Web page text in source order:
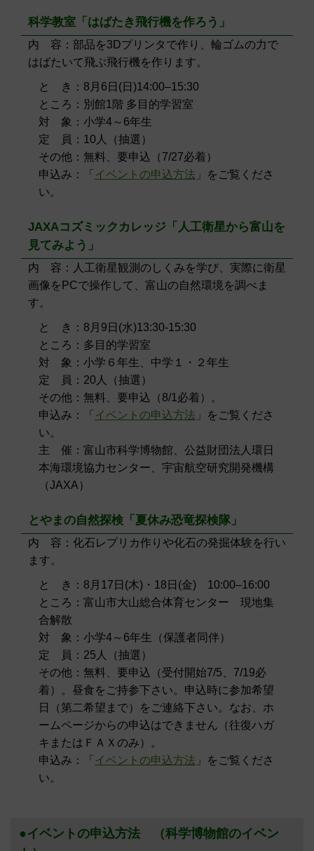
科学教室「はばたき飛行機を作ろう」
内 容：部品を3Dプリンタで作り、輪ゴムの力で
はばたいて飛ぶ飛行機を作ります。
と き：8月6日(日)14:00–15:30
ところ：別館1階 多目的学習室
対 象：小学4～6年生
定 員：10人（抽選）
その他：無料、要申込（7/27必着）
申込み：「 イベントの申込方法 」をご覧くださ
い。
JAXAコズミックカレッジ「人工衛星から富山を
見てみよう」
内 容：人工衛星観測のしくみを学び、実際に衛星
画像をPCで操作して、富山の自然環境を調べま
す。
と き：8月9日(水)13:30-15:30
ところ：多目的学習室
対 象：小学６年生、中学１・２年生
定 員：20人（抽選）
その他：無料、要申込（8/1必着）。
申込み：「 イベントの申込方法 」をご覧くださ
い。
主 催：富山市科学博物館、公益財団法人環日
本海環境協力センター、宇宙航空研究開発機構
（JAXA）
とやまの自然探検「夏休み恐竜探検隊」
内 容：化石レプリカ作りや化石の発掘体験を行い
ます。
と き：8月17日(木)・18日(金) 10:00–16:00
ところ：富山市大山総合体育センター 現地集
合解散
対 象：小学4～6年生（保護者同伴）
定 員：25人（抽選）
その他：無料、要申込（受付開始7/5、7/19必
着）。昼食をご持参下さい。申込時に参加希望
日（第二希望まで）をご連絡下さい。なお、ホ
ームページからの申込はできません（往復ハガ
キまたはＦＡＸのみ）。
申込み：「 イベントの申込方法 」をご覧くださ
い。
●イベントの申込方法 （科学博物館のイベン